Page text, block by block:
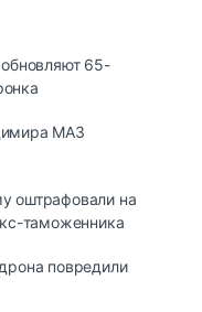
65-
МАЗ
оштрафовали на
таможенника
повредили